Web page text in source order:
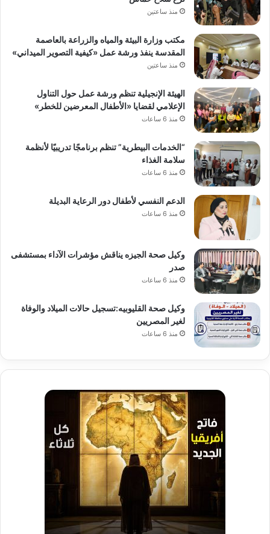
منذ ساعتين
مكتب وزارة البيئة والمياه والزراعة بالعاصمة
المقدسة ينفذ ورشة عمل «كيفية التصوير الميداني»
منذ ساعتين
الهيئة الإنجيلية تنظم ورشة عمل حول التناول
الإعلامي لقضايا «الأطفال المعرضين للخطر»
منذ 6 ساعات
“الخدمات البيطرية” تنظم برنامجًا تدريبيًا لأنظمة
سلامة الغذاء
منذ 6 ساعات
الدعم النفسي لأطفال دور الرعاية البديلة
منذ 6 ساعات
وكيل صحة الجيزه يناقش مؤشرات الآداء بمستشفى
صدر
منذ 6 ساعات
وكيل صحة القليوبيه:تسجيل حالات الميلاد والوفاة
لغير المصريين
منذ 6 ساعات